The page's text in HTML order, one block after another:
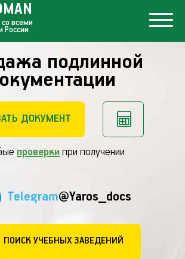
подлинной
ДОКУМЕНТ
проверки при получении
Telegram@Yaros_docs
ПОИСК УЧЕБНЫХ ЗАВЕДЕНИЙ
всеми
России